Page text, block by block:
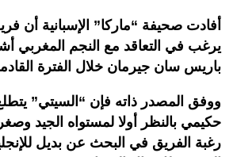
أفادت صحيفة “ماركا” الإسبانية أن
يرغب في التعاقد مع النجم
باريس سان جيرمان خلال الفترة
ووفق المصدر ذاته فإن “السيتي”
حكيمي بالنظر أولا لمستواه الجيد
رغبة الفريق في البحث عن بديل